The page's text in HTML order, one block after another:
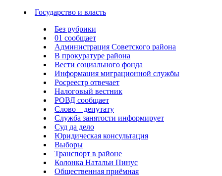
Государство и власть
Без рубрики
01 сообщает
Администрация Советского района
В прокуратуре района
Вести социального фонда
Информация миграционной службы
Росреестр отвечает
Налоговый вестник
РОВД сообщает
Слово – депутату
Служба занятости информирует
Суд да дело
Юридическая консультация
Выборы
Транспорт в районе
Колонка Натальи Пинус
Общественная приёмная